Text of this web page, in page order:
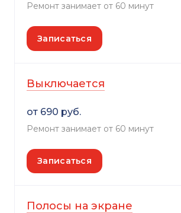
Ремонт занимает от 60 минут
Записаться
Выключается
от 690 руб.
Ремонт занимает от 60 минут
Записаться
Полосы на экране